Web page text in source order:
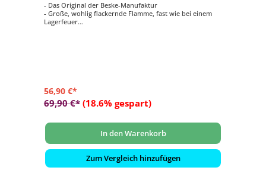
- Das Original der Beske-Manufaktur
- Große, wohlig flackernde Flamme, fast wie bei einem
Lagerfeuer
56,90 €*
69,90 €* (18.6% gespart)
In den Warenkorb
Zum Vergleich hinzufügen